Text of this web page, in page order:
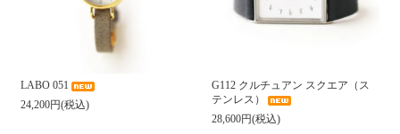
LABO 051
24,200円(税込)
G112 クルチュアン スクエア（ス
テンレス）
28,600円(税込)